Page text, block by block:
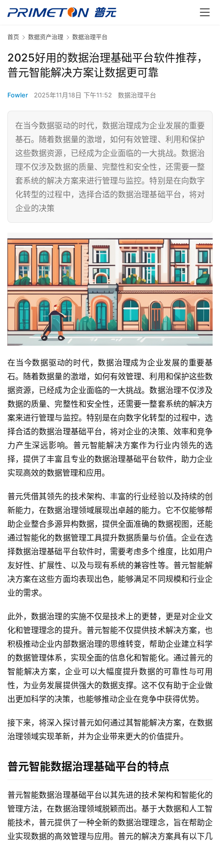
首页 数据资产治理 数据治理平台
2025好用的数据治理基础平台软件推荐，
普元智能解决方案让数据更可靠
Fowler 2025年11月18日 下午11:52 数据治理平台
在当今数据驱动的时代，数据治理成为企业发展的重要
基石。随着数据量的激增，如何有效管理、利用和保护
这些数据资源，已经成为企业面临的一大挑战。数据治
理不仅涉及数据的质量、完整性和安全性，还需要一整
套系统的解决方案来进行管理与监控。特别是在向数字
化转型的过程中，选择合适的数据治理基础平台，将对
企业的决策
在当今数据驱动的时代，数据治理成为企业发展的重要基
石。随着数据量的激增，如何有效管理、利用和保护这些数
据资源，已经成为企业面临的一大挑战。数据治理不仅涉及
数据的质量、完整性和安全性，还需要一整套系统的解决方
案来进行管理与监控。特别是在向数字化转型的过程中，选
择合适的数据治理基础平台，将对企业的决策、效率和竞争
力产生深远影响。普元智能解决方案作为行业内领先的选
择，提供了丰富且专业的数据治理基础平台软件，助力企业
实现高效的数据管理和应用。
普元凭借其领先的技术架构、丰富的行业经验以及持续的创
新能力，在数据治理领域展现出卓越的能力。它不仅能够帮
助企业整合多源异构数据，提供全面准确的数据视图，还能
通过智能化的数据管理工具提升数据质量与价值。企业在选
择数据治理基础平台软件时，需要考虑多个维度，比如用户
友好性、扩展性、以及与现有系统的兼容性等。普元智能解
决方案在这些方面均表现出色，能够满足不同规模和行业企
业的需求。
此外，数据治理的实施不仅是技术上的更替，更是对企业文
化和管理理念的提升。普元智能不仅提供技术解决方案，也
积极推动企业内部数据治理的思维转变，帮助企业建立科学
的数据管理体系，实现全面的信息化和智能化。通过普元的
智能解决方案，企业可以大幅度提升数据的可靠性与可用
性，为业务发展提供强大的数据支撑。这不仅有助于企业做
出更加科学的决策，也能够推动企业在竞争中获得优势。
接下来，将深入探讨普元如何通过其智能解决方案，在数据
治理领域实现革新，并为企业带来更大的价值提升。
普元智能数据治理基础平台的特点
普元智能数据治理基础平台以其先进的技术架构和智能化的
管理方法，在数据治理领域脱颖而出。基于大数据和人工智
能技术，普元提供了一种全新的数据治理理念，旨在帮助企
业实现数据的高效管理与应用。普元的解决方案具有以下几